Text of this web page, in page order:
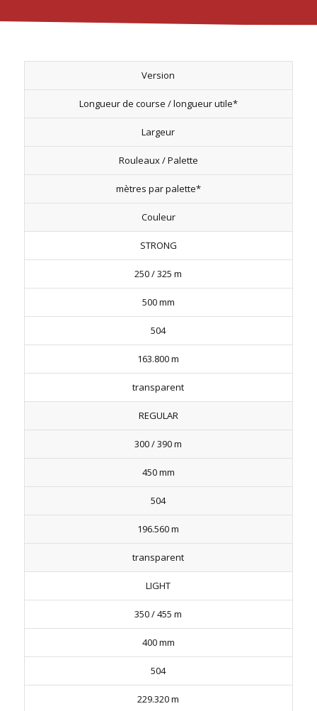
Version
Longueur de course / longueur utile*
Largeur
Rouleaux / Palette
mètres par palette*
Couleur
STRONG
250 / 325 m
500 mm
504
163.800 m
transparent
REGULAR
300 / 390 m
450 mm
504
196.560 m
transparent
LIGHT
350 / 455 m
400 mm
504
229.320 m